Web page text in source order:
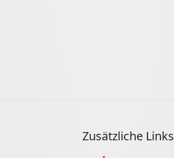
Zusätzliche Links